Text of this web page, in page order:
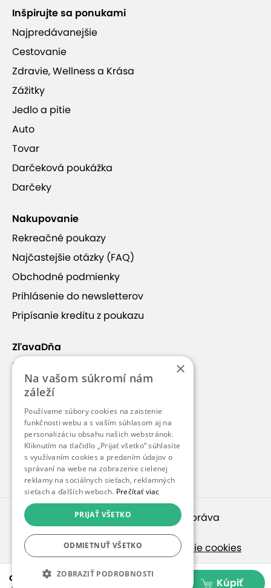
Kúpiť
od 29,99 €
Inšpirujte sa ponukami
Najpredávanejšie
Cestovanie
Zdravie, Wellness a Krása
Zážitky
Jedlo a pitie
Auto
Tovar
Darčeková poukážka
Darčeky
Nakupovanie
Rekreačné poukazy
Najčastejšie otázky (FAQ)
Obchodné podmienky
Prihlásenie do newsletterov
Pripísanie kreditu z poukazu
ZľavaDňa
Náš príbeh
Kontakt
Kariéra
Blog
Pre médiá
Pre partnerov
© 2010 – 2026inspirago s. r. o.
. Všetky práva
vyhradené.
Ochrana osobných údajov|
Nastavenie cookies
Ak hľadáte ponuky v češtine, pozrite sa na
SlevaDne.cz
×
Na vašom súkromí nám
záleží
Používame súbory cookies na zaistenie
funkčnosti webu a s vaším súhlasom aj na
personalizáciu obsahu našich webstránok.
Kliknutím na tlačidlo „Prijať všetko“ súhlasíte
s využívaním cookies a predaním údajov o
správaní na webe na zobrazenie cielenej
reklamy na sociálnych sieťach, reklamných
sieťach a ďalších weboch. Prečítať viac
PRIJAŤ VŠETKO
ODMIETNUŤ VŠETKO
ZOBRAZIŤ PODROBNOSTI